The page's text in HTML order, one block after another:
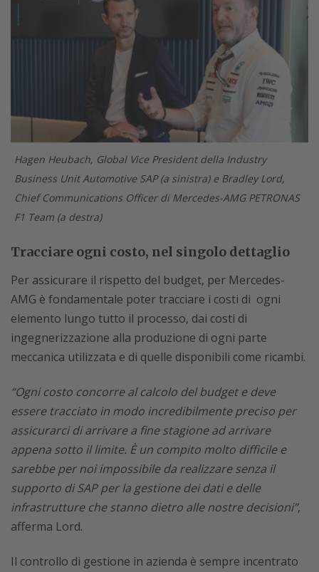
Hagen Heubach, Global Vice President della Industry
Business Unit Automotive SAP (a sinistra) e Bradley Lord,
Chief Communications Officer di Mercedes-AMG PETRONAS
F1 Team (a destra)
Tracciare ogni costo, nel singolo dettaglio
Per assicurare il rispetto del budget, per Mercedes-
AMG è fondamentale poter tracciare i costi di ogni
elemento lungo tutto il processo, dai costi di
ingegnerizzazione alla produzione di ogni parte
meccanica utilizzata e di quelle disponibili come ricambi.
“Ogni costo concorre al calcolo del budget e deve
essere tracciato in modo incredibilmente preciso per
assicurarci di arrivare a fine stagione ad arrivare
appena sotto il limite. È un compito molto difficile e
sarebbe per noi impossibile da realizzare senza il
supporto di SAP per la gestione dei dati e delle
infrastrutture che stanno dietro alle nostre decisioni”,
afferma Lord.
Il controllo di gestione in azienda è sempre incentrato